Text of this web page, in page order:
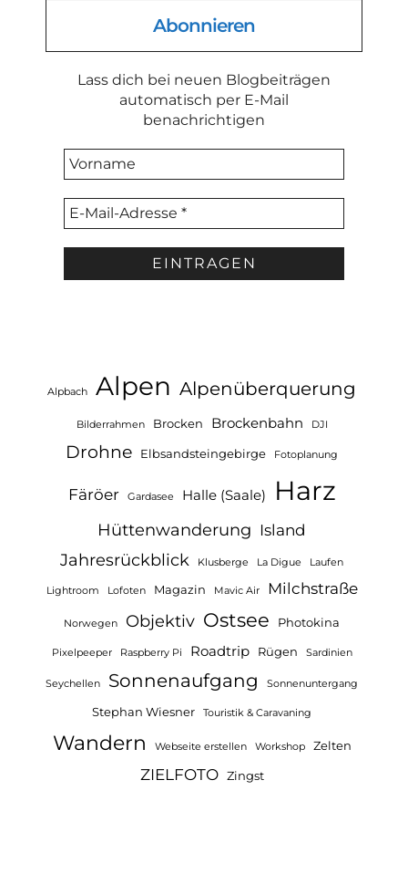
Abonnieren
Lass dich bei neuen Blogbeiträgen
automatisch per E-Mail
benachrichtigen
Alpbach Alpen Alpenüberquerung
Bilderrahmen Brocken Brockenbahn DJI
Drohne Elbsandsteingebirge Fotoplanung
Färöer Gardasee Halle (Saale) Harz
Hüttenwanderung Island
Jahresrückblick Klusberge La Digue Laufen
Lightroom Lofoten Magazin Mavic Air Milchstraße
Norwegen Objektiv Ostsee Photokina
Pixelpeeper Raspberry Pi Roadtrip Rügen Sardinien
Seychellen Sonnenaufgang Sonnenuntergang
Stephan Wiesner Touristik & Caravaning
Wandern Webseite erstellen Workshop Zelten
ZIELFOTO Zingst